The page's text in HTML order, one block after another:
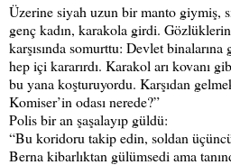
Üzerine siyah uzun bir manto giymiş,
genç kadın, karakola girdi.
karşısında somurttu: Devlet
hep içi kararırdı. Karakol arı kovanı
bu yana koşturuyordu. Karşıdan
Komiser’in odası nerede?”
Polis bir an şaşalayıp güldü:
“Bu koridoru takip edin, soldan
Berna kibarlıktan gülümsedi ama